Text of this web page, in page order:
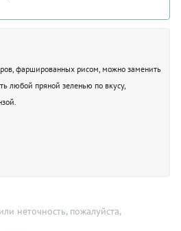
фаршированных рисом, можно заменить
любой пряной зеленью по вкусу,
неточность, пожалуйста,